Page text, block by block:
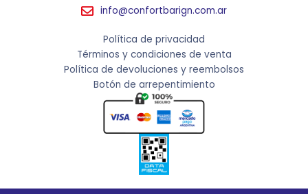
info@confortbarign.com.ar
Política de privacidad
Términos y condiciones de venta
Política de devoluciones y reembolsos
Botón de arrepentimiento